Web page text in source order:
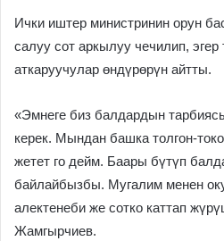
Ички иштер министринин орун
салуу сот аркылуу чечилип, эгер
аткаруучулар өндүрөрүн айтты.
«Эмнеге биз балдардын
керек. Мындан башка толгон-
жетет го дейм. Баары бүтүп
байлайбызбы. Мугалим менен
алектенеби же сотко каттап
Жамгырчиев.